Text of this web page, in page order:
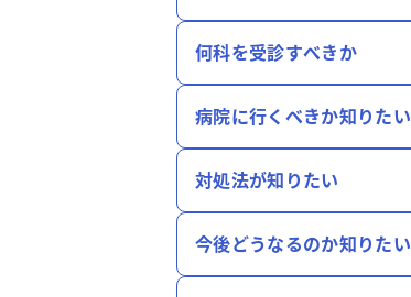
何科を受診すべきか
病院に行くべきか知りたい
対処法が知りたい
今後どうなるのか知りたい